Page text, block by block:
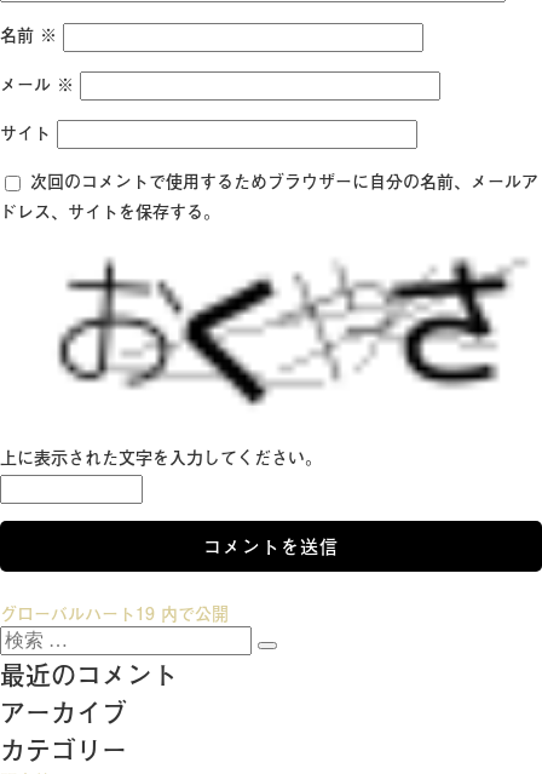
名前 ※
メール ※
サイト
次回のコメントで使用するためブラウザーに自分の名前、メールア
ドレス、サイトを保存する。
上に表示された文字を入力してください。
投
稿
ナ
ビ
グローバルハート19 内で公開
検
索:
検
最近のコメント
アーカイブ
カテゴリー